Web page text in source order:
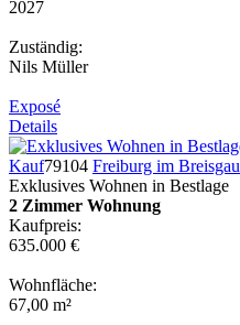
2027
Zuständig:
Nils Müller
Exposé
Details
Kauf79104 Freiburg im Breisgau
Exklusives Wohnen in Bestlage
2 Zimmer Wohnung
Kaufpreis:
635.000 €
Wohnfläche:
67,00 m²